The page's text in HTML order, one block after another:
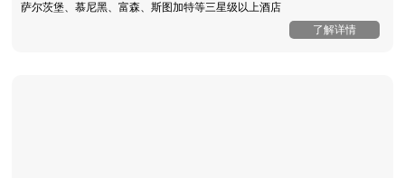
萨尔茨堡、慕尼黑、富森、斯图加特等三星级以上酒店
了解详情